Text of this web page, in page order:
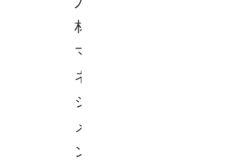
材
マ
ネ
ジ
メ
ン